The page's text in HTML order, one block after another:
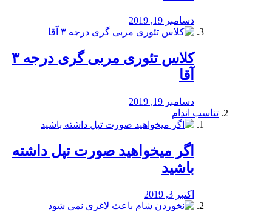
دسامبر 19, 2019
کلاس تئوری مربی گری درجه ۳
آقا
دسامبر 19, 2019
تناسب اندام
اگر میخواهید صورت تپل داشته
باشید
اکتبر 3, 2019